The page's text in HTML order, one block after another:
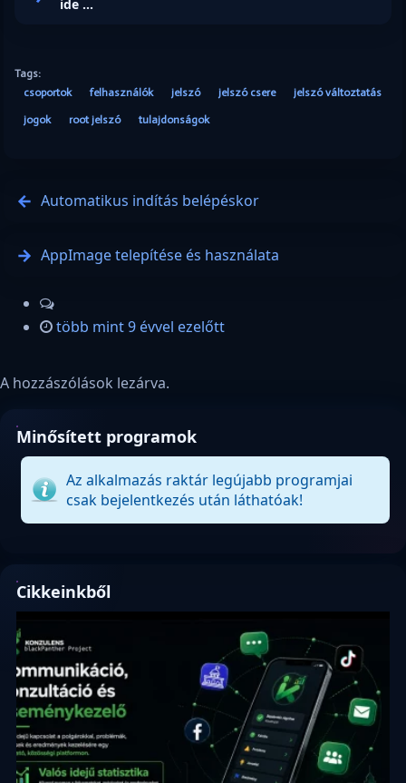
ide ...
Tags:
csoportok
felhasználók jelszó jelszó csere jelszó változtatás
jogok root jelszó tulajdonságok
Automatikus indítás belépéskor
AppImage telepítése és használata
több mint 9 évvel ezelőtt
A hozzászólások lezárva.
Minősített programok
Az alkalmazás raktár legújabb programjai
csak bejelentkezés után láthatóak!
Cikkeinkből